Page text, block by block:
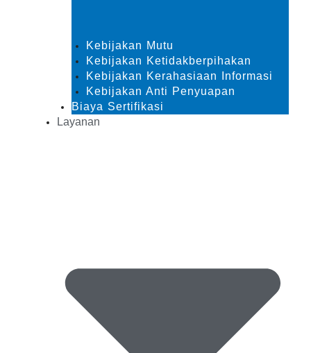
Kebijakan Mutu
Kebijakan Ketidakberpihakan
Kebijakan Kerahasiaan Informasi
Kebijakan Anti Penyuapan
Biaya Sertifikasi
Layanan